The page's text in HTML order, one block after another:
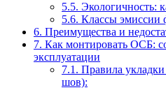
5.5. Экологичность:
5.6. Классы эмиссии
6. Преимущества и
7. Как монтировать ОСБ:
эксплуатации
7.1. Правила
шов):